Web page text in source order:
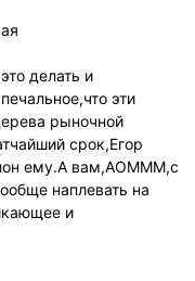
делать и
эти
рыночной
срок,Егор
ему.А вам,АОМММ,с
наплевать на
и